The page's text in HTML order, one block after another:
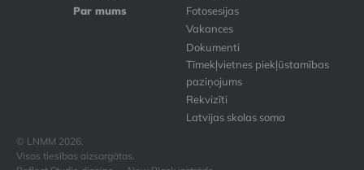
Par mums
Fotosesijas
Vakances
Dokumenti
Tīmekļvietnes piekļūstamības
paziņojums
Rekvizīti
Latvijas skolas soma
© LNMM 2026.
Visas tiesības aizsargātas.